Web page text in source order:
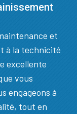
et
à la technicité
excellente
vous
engageons à
tout en